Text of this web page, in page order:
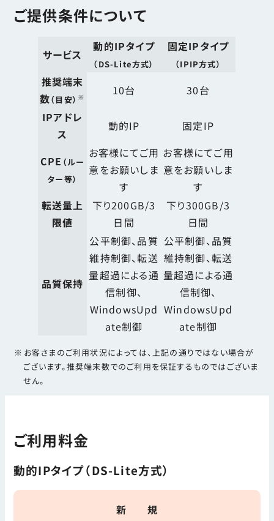
ご提供条件について
サービス
動的IPタイプ
（DS-Lite方式）
固定IPタイプ
（IPIP方式）
推奨端末
数（目安） ※ 10台
30台
IPアドレ
ス
動的IP 固定IP
CPE （ルー
ター等）
お客様にてご用
意をお願いしま
す
お客様にてご用
意をお願いしま
す
転送量上
限値
下り200GB/3
日間
下り300GB/3
日間
品質保持
公平制御、品質
維持制御、転送
量超過による通
信制御、
WindowsUpd
ate制御
公平制御、品質
維持制御、転送
量超過による通
信制御、
WindowsUpd
ate制御
お客さまのご利用状況によっては、上記の通りではない場合が
ございます。推奨端末数でのご利用を保証するものではございま
せん。
ご利用料金
動的IPタイプ（DS-Lite方式）
新 規